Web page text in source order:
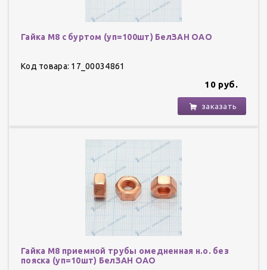
Гайка М8 с буртом (уп=100шт) БелЗАН ОАО
Код товара: 17_00034861
10 руб.
заказать
Гайка М8 приемной трубы омедненная н.о. без
пояска (уп=10шт) БелЗАН ОАО